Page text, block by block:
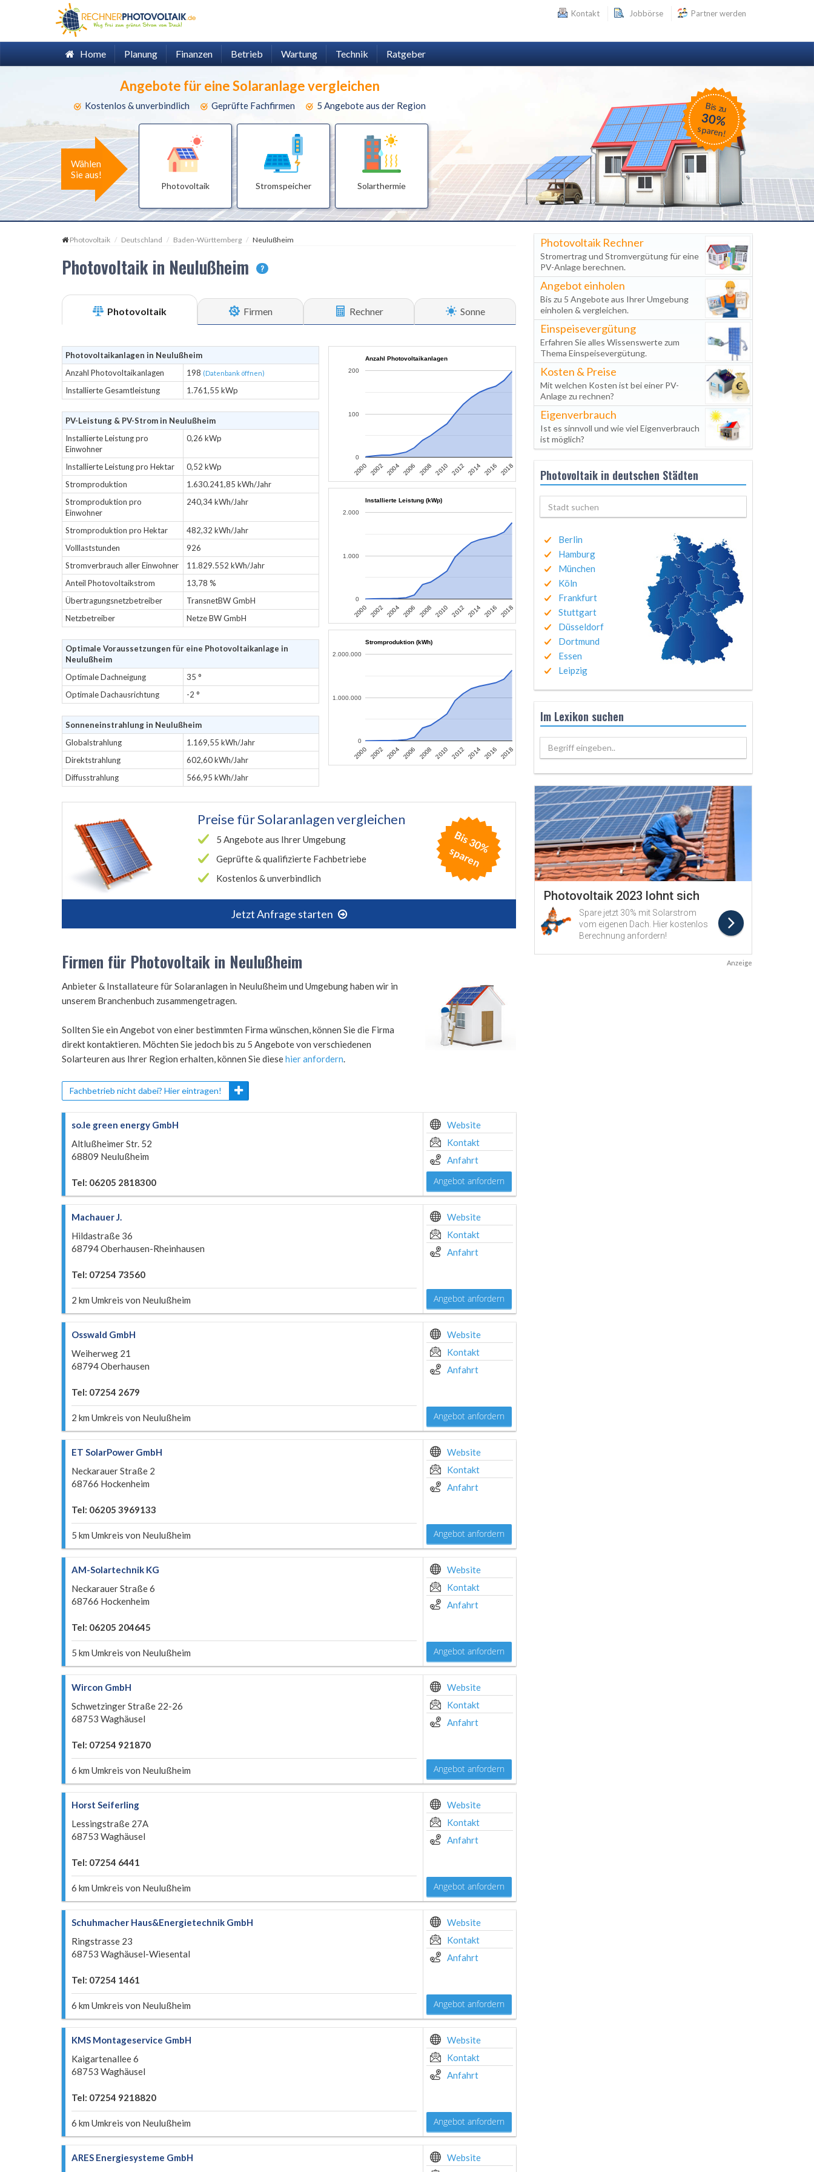
Kontakt Jobbörse Partner werden
Home Planung Finanzen Betrieb Wartung Technik Ratgeber
Angebote für eine Solaranlage vergleichen
Kostenlos & unverbindlich Geprüfte Fachfirmen 5 Angebote aus der Region
Wählen
Sie aus!
Photovoltaik Stromspeicher Solarthermie
Bis zu
30%
sparen!
Photovoltaik Deutschland Baden-Württemberg Neulußheim
Photovoltaik in Neulußheim ?
Photovoltaik Firmen Rechner Sonne
Photovoltaikanlagen in Neulußheim
Anzahl Photovoltaikanlagen
198 (Datenbank öffnen)
Installierte Gesamtleistung 1.761,55 kWp
PV-Leistung & PV-Strom in Neulußheim
Installierte Leistung pro
Einwohner
0,26 kWp
Installierte Leistung pro Hektar
0,52 kWp
Stromproduktion
1.630.241,85 kWh/Jahr
Stromproduktion pro
Einwohner
240,34 kWh/Jahr
Stromproduktion pro Hektar
482,32 kWh/Jahr
Volllaststunden
926
Stromverbrauch aller Einwohner
11.829.552 kWh/Jahr
Anteil Photovoltaikstrom
13,78 %
Übertragungsnetzbetreiber
TransnetBW GmbH
Netzbetreiber
Netze BW GmbH
Optimale Voraussetzungen für eine Photovoltaikanlage in
Neulußheim
Optimale Dachneigung
35 °
Optimale Dachausrichtung
-2 °
Sonneneinstrahlung in Neulußheim
Globalstrahlung
1.169,55 kWh/Jahr
Direktstrahlung
602,60 kWh/Jahr
Diffusstrahlung
566,95 kWh/Jahr
Anzahl Photovoltaikanlagen
2000 2002 2004 2006 2008 2010 2012 2014 2016 2018
0
100
200
Installierte Leistung (kWp)
2000 2002 2004 2006 2008 2010 2012 2014 2016 2018
0
1.000
2.000
Stromproduktion (kWh)
2000 2002 2004 2006 2008 2010 2012 2014 2016 2018
0
1.000.000
2.000.000
Preise fürSolaranlagen vergleichen
5 Angebote aus Ihrer Umgebung
Geprüfte & qualifizierte Fachbetriebe
Kostenlos & unverbindlich
Jetzt Anfrage starten
B
is
3
0
%
s
p
a
r
e
n
Firmen für Photovoltaik in Neulußheim
Anbieter & Installateure für Solaranlagen in Neulußheim und Umgebung haben wir in
unserem Branchenbuch zusammengetragen.
Sollten Sie ein Angebot von einer bestimmten Firma wünschen, können Sie die Firma
direkt kontaktieren. Möchten Sie jedoch bis zu 5 Angebote von verschiedenen
Solarteuren aus Ihrer Region erhalten, können Sie diesehier anfordern.
Fachbetrieb nicht dabei? Hier eintragen!
so.le green energy GmbH
Altlußheimer Str. 52
68809 Neulußheim
Tel: 06205 2818300
Website
Kontakt
Anfahrt
Angebot anfordern
Machauer J.
Hildastraße 36
68794 Oberhausen-Rheinhausen
Tel: 07254 73560
2 km Umkreis von Neulußheim
Website
Kontakt
Anfahrt
Angebot anfordern
Osswald GmbH
Weiherweg 21
68794 Oberhausen
Tel: 07254 2679
2 km Umkreis von Neulußheim
Website
Kontakt
Anfahrt
Angebot anfordern
ET SolarPower GmbH
Neckarauer Straße 2
68766 Hockenheim
Tel: 06205 3969133
5 km Umkreis von Neulußheim
Website
Kontakt
Anfahrt
Angebot anfordern
AM-Solartechnik KG
Neckarauer Straße 6
68766 Hockenheim
Tel: 06205 204645
5 km Umkreis von Neulußheim
Website
Kontakt
Anfahrt
Angebot anfordern
Wircon GmbH
Schwetzinger Straße 22-26
68753 Waghäusel
Tel: 07254 921870
6 km Umkreis von Neulußheim
Website
Kontakt
Anfahrt
Angebot anfordern
Horst Seiferling
Lessingstraße 27A
68753 Waghäusel
Tel: 07254 6441
6 km Umkreis von Neulußheim
Website
Kontakt
Anfahrt
Angebot anfordern
Schuhmacher Haus&Energietechnik GmbH
Ringstrasse 23
68753 Waghäusel-Wiesental
Tel: 07254 1461
6 km Umkreis von Neulußheim
Website
Kontakt
Anfahrt
Angebot anfordern
KMS Montageservice GmbH
Kaigartenallee 6
68753 Waghäusel
Tel: 07254 9218820
6 km Umkreis von Neulußheim
Website
Kontakt
Anfahrt
Angebot anfordern
ARES Energiesysteme GmbH
Website
Photovoltaik Rechner
Stromertrag und Stromvergütung für eine
PV-Anlage berechnen.
Angebot einholen
Bis zu 5 Angebote aus Ihrer Umgebung
einholen & vergleichen.
Einspeisevergütung
Erfahren Sie alles Wissenswerte zum
Thema Einspeisevergütung.
Kosten & Preise
Mit welchen Kosten ist bei einer PV-
Anlage zu rechnen?
Eigenverbrauch
Ist es sinnvoll und wie viel Eigenverbrauch
ist möglich?
Photovoltaik in deutschen Städten
Berlin
Hamburg
München
Köln
Frankfurt
Stuttgart
Düsseldorf
Dortmund
Essen
Leipzig
Im Lexikon suchen
Begriff eingeben..
Anzeige